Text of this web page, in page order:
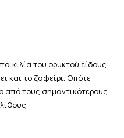
του ορυκτού είδους
και το ζαφείρι. Οπότε
από τους σημαντικότερους